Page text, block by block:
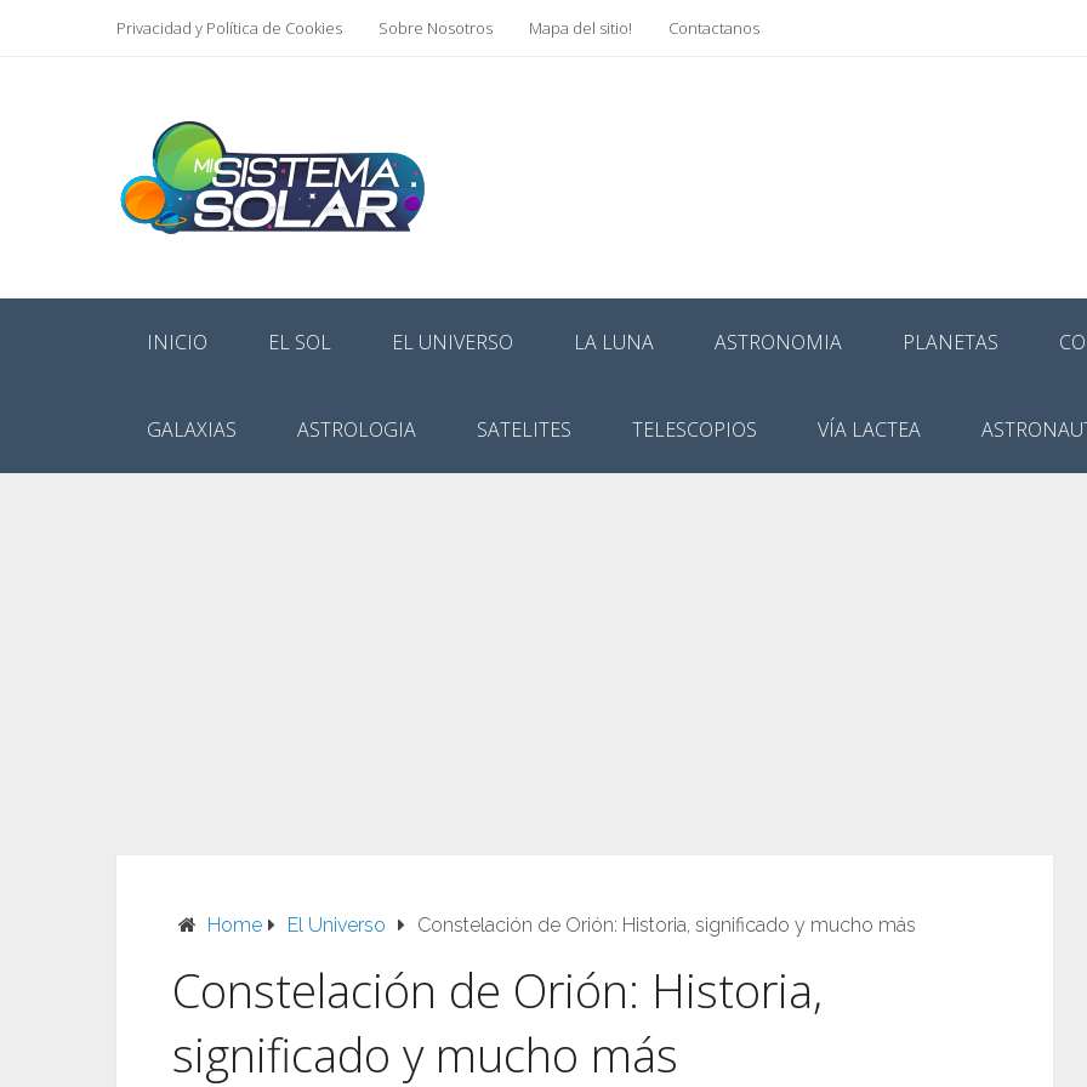
Privacidad y Política de Cookies Sobre Nosotros Mapa del sitio! Contactanos
INICIO EL SOL EL UNIVERSO LA LUNA ASTRONOMIA PLANETAS
GALAXIAS ASTROLOGIA SATELITES TELESCOPIOS VÍA LACTEA
Home El Universo Constelación de Orión: Historia, significado y mucho más
Constelación de Orión: Historia,
significado y mucho más